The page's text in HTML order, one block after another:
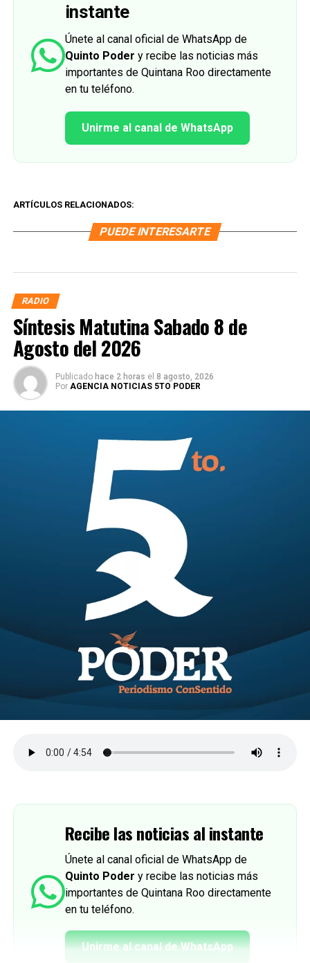
instante
Únete al canal oficial de WhatsApp de
Quinto Poder y recibe las noticias más
importantes de Quintana Roo directamente
en tu teléfono.
Unirme al canal de WhatsApp
ARTÍCULOS RELACIONADOS:
PUEDE INTERESARTE
RADIO
Síntesis Matutina Sabado 8 de
Agosto del 2026
Publicado hace 2 horas el 8 agosto, 2026
Por AGENCIA NOTICIAS 5TO PODER
Recibe las noticias al instante
Únete al canal oficial de WhatsApp de
Quinto Poder y recibe las noticias más
importantes de Quintana Roo directamente
en tu teléfono.
Unirme al canal de WhatsApp